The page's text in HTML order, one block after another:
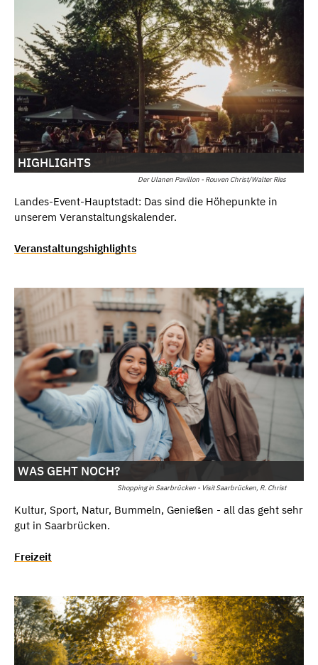
Der Ulanen Pavillon - Rouven Christ/Walter Ries
HIGHLIGHTS
Landes-Event-Hauptstadt: Das sind die Höhepunkte in
unserem Veranstaltungskalender.
Veranstaltungshighlights
Shopping in Saarbrücken - Visit Saarbrücken, R. Christ
WAS GEHT NOCH?
Kultur, Sport, Natur, Bummeln, Genießen - all das geht sehr
gut in Saarbrücken.
Freizeit